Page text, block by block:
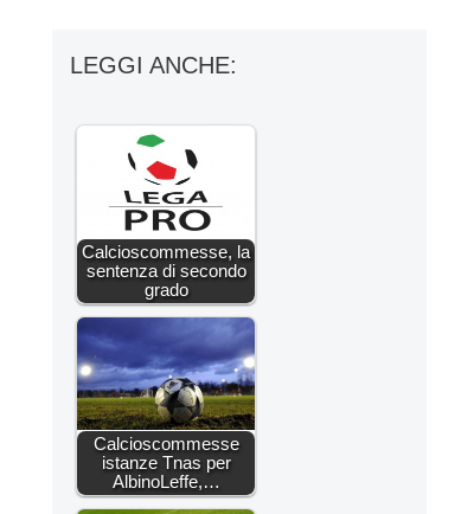
LEGGI ANCHE:
Calcioscommesse, la
sentenza di secondo
grado
Calcioscommesse
istanze Tnas per
AlbinoLeffe,…